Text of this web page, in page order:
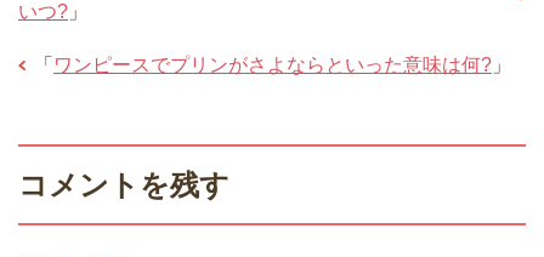
いつ? 」
「 ワンピースでプリンがさよならといった意味は何? 」
コメントを残す